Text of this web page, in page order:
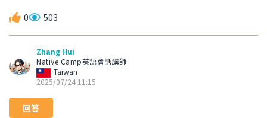
0 503
Zhang Hui
Native Camp英語會話講師
Taiwan
2025/07/24 11:15
回答